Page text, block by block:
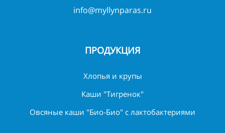
info@myllynparas.ru
ПРОДУКЦИЯ
Хлопья и крупы
Каши "Тигренок"
Овсяные каши "Био-Био" с лактобактериями